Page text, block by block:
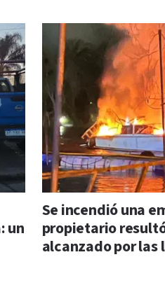
un
Se incendió una
propietario
alcanzado por las